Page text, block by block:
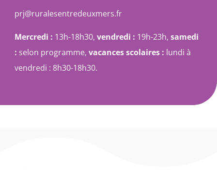
prj@ruralesentredeuxmers.fr
Mercredi : 13h-18h30, vendredi : 19h-23h, samedi
: selon programme, vacances scolaires : lundi à
vendredi : 8h30-18h30.